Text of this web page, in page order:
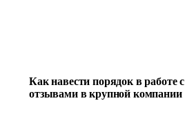
Как навести порядок в работе с
отзывами в крупной компании